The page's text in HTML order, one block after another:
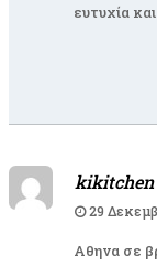
ευτυχία
kikitchen
29
Αθηνα σε